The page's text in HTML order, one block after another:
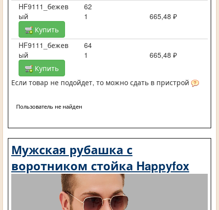
HF9111_бежев
ый
62
1
665,48 ₽
Купить
HF9111_бежев
ый
64
1
665,48 ₽
Купить
Если товар не подойдет, то можно сдать в пристрой
Пользователь не найден
Мужская рубашка с
воротником стойка Happyfox